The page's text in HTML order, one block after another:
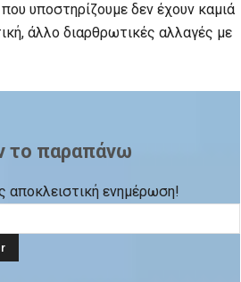
υποστηρίζουμε δεν έχουν καμιά
άλλο διαρθρωτικές αλλαγές με
το παραπάνω
αποκλειστική ενημέρωση!